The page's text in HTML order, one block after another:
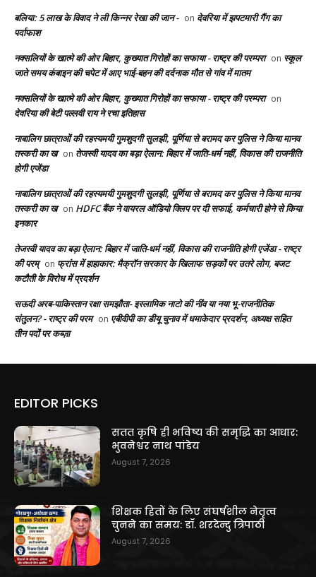
बलिया: 5 लाख के विवाद ने ली किन्नर रेखा की जान - on देवरिया में झपटमारी गैंग का
पर्दाफाश
नक्सलियों के खात्मे की ओर बिहार, कुख्यात गिरोहों का सफाया - राष्ट्र की परम्परा on स्कूल
जाते समय कंबाइन की चपेट में आए भाई-बहन की दर्दनाक मौत से गांव में मातम
नक्सलियों के खात्मे की ओर बिहार, कुख्यात गिरोहों का सफाया - राष्ट्र की परम्परा on
देवरिया की बेटी पल्लवी राय ने रचा इतिहास
नाबालिग छात्राओं की रहस्यमयी गुमशुदगी सुलझी, पूर्णिया से बरामद कर पुलिस ने किया मानव
तस्करी का ख on तेजस्वी यादव का बड़ा ऐलान: बिहार में जाति-धर्म नहीं, विकास की राजनीति
होगी एजेंडा
नाबालिग छात्राओं की रहस्यमयी गुमशुदगी सुलझी, पूर्णिया से बरामद कर पुलिस ने किया मानव
तस्करी का ख on HDFC बैंक ने वायरल ऑडियो क्लिप पर दी सफाई, कर्मचारी होने से किया
इनकार
तेजस्वी यादव का बड़ा ऐलान: बिहार में जाति-धर्म नहीं, विकास की राजनीति होगी एजेंडा - राष्ट्र
की परम् on फ्रांस में हाहाकार: मैक्रॉन सरकार के खिलाफ सड़कों पर उतरे लोग, बजट
कटौती के विरोध में प्रदर्शन
सऊदी अरब-पाकिस्तान रक्षा समझौता- इस्लामिक नाटो की नींव या नया भू-राजनीतिक
संतुलन? - राष्ट्र की परम on एबीवीपी का डीयू चुनाव में धमाकेदार प्रदर्शन, अध्यक्ष सहित
तीन पदों पर कब्ज़ा
EDITOR PICKS
सतत कृषि ही भविष्य की समृद्धि का आधार:
भुवनेश्वर नाथ पांडेय
August 7, 2026
शिक्षक हितों के लिए संघर्षशील नेतृत्व
चुनने का समय: डॉ. शरदेन्दु त्रिपाठी
August 7, 2026